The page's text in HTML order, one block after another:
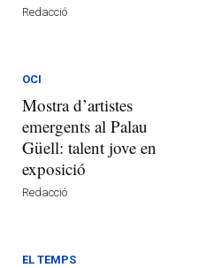
Redacció
OCI
Mostra d’artistes
emergents al Palau
Güell: talent jove en
exposició
Redacció
EL TEMPS